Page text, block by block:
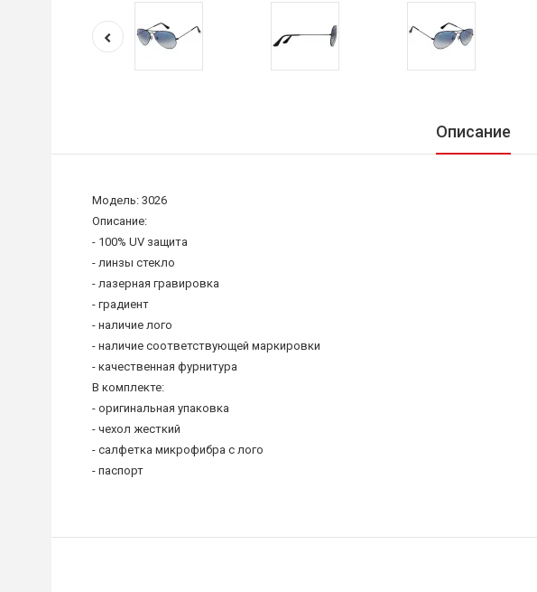
Описание
Модель: 3026
Описание:
- 100% UV защита
- линзы стекло
- лазерная гравировка
- градиент
- наличие лого
- наличие соответствующей маркировки
- качественная фурнитура
В комплекте:
- оригинальная упаковка
- чехол жесткий
- салфетка микрофибра c лого
- паспорт